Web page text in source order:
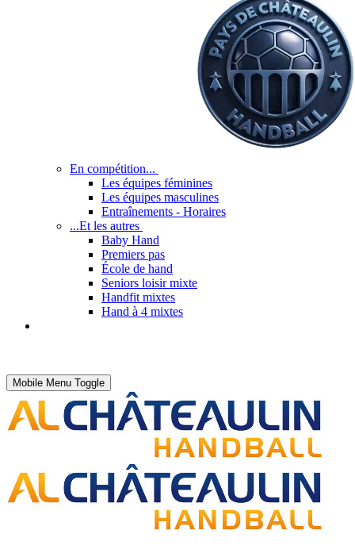
En compétition...
Les équipes féminines
Les équipes masculines
Entraînements - Horaires
...Et les autres
Baby Hand
Premiers pas
École de hand
Seniors loisir mixte
Handfit mixtes
Hand à 4 mixtes
Mobile Menu Toggle